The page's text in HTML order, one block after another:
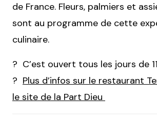
de France. Fleurs, palmiers et
sont au programme de cette
culinaire.
? C’est ouvert tous les jours de
? Plus d’infos sur le restaurant
le site de la Part Dieu